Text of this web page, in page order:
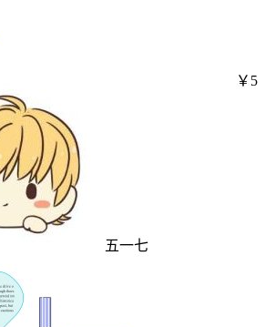
五一七
￥5